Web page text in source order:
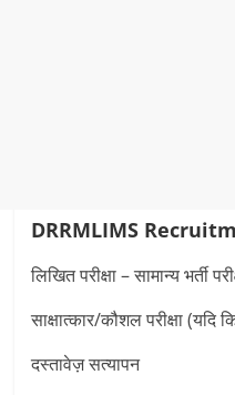
DRRMLIMS
लिखित परीक्षा – सामान्य भर्ती
साक्षात्कार/कौशल परीक्षा
दस्तावेज़ सत्यापन